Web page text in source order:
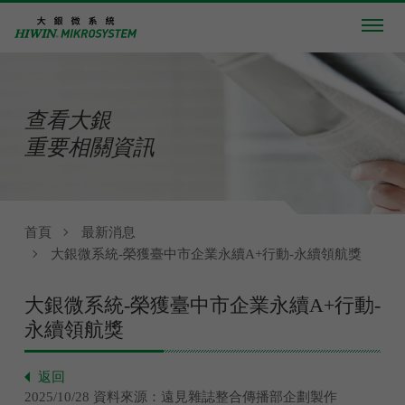
查看大銀
重要相關資訊
首頁
最新消息
大銀微系統-榮獲臺中市企業永續A+行動-永續領航獎
大銀微系統-榮獲臺中市企業永續A+行動-
永續領航獎
返回
2025/10/28 資料來源：遠見雜誌整合傳播部企劃製作